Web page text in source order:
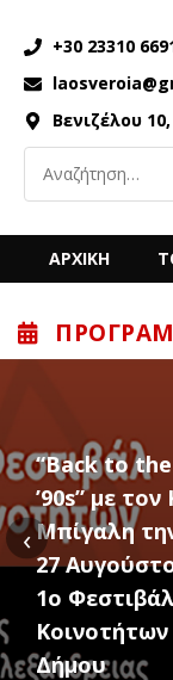
+30 23310
Βενιζέλου
ΑΡΧΙΚΗ
6 – 12
2026 – Σαν
θερινού
βραβευμένες
και
εισιτήριο 2
‹